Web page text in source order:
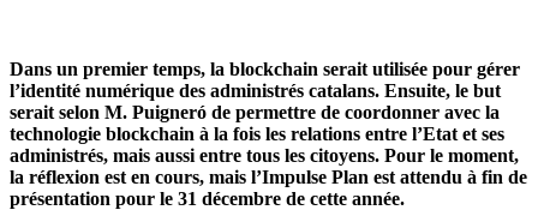
Dans un premier temps, la blockchain serait utilisée pour gérer
l’identité numérique des administrés catalans. Ensuite, le but
serait selon M. Puigneró de permettre de coordonner avec la
technologie blockchain à la fois les relations entre l’Etat et ses
administrés, mais aussi entre tous les citoyens. Pour le moment,
la réflexion est en cours, mais l’Impulse Plan est attendu à fin de
présentation pour le 31 décembre de cette année.